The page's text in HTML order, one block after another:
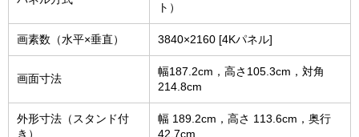
ト）
画素数（水平×垂直） 3840×2160 [4Kパネル]
画面寸法
幅187.2cm，高さ105.3cm，対角
214.8cm
外形寸法（スタンド付
き）
幅 189.2cm，高さ 113.6cm，奥行
42.7cm